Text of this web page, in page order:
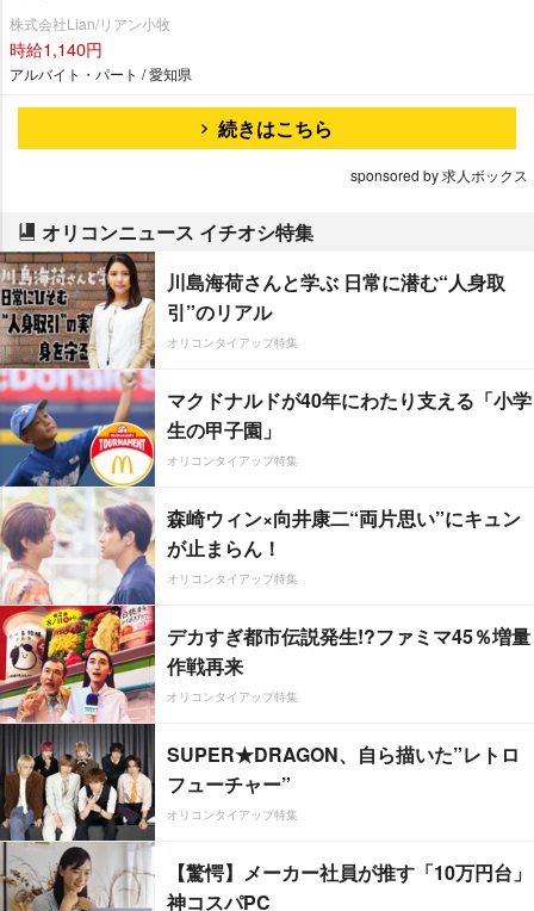
株式会社Lian/リアン小牧
時給1,140円
アルバイト・パート / 愛知県
続きはこちら
sponsored by 求人ボックス
オリコンニュース イチオシ特集
川島海荷さんと学ぶ 日常に潜む“人身取
引”のリアル
オリコンタイアップ特集
マクドナルドが40年にわたり支える「小学
生の甲子園」
オリコンタイアップ特集
森崎ウィン×向井康二“両片思い”にキュン
が止まらん！
オリコンタイアップ特集
デカすぎ都市伝説発生!?ファミマ45％増量
作戦再来
オリコンタイアップ特集
SUPER★DRAGON、自ら描いた”レトロ
フューチャー”
オリコンタイアップ特集
【驚愕】メーカー社員が推す「10万円台」
神コスパPC